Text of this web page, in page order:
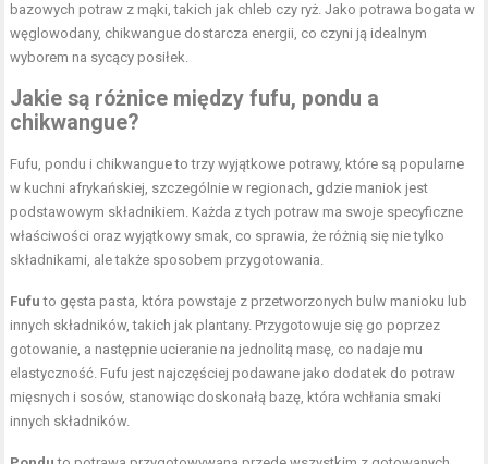
bazowych potraw z mąki, takich jak chleb czy ryż. Jako potrawa bogata w
węglowodany, chikwangue dostarcza energii, co czyni ją idealnym
wyborem na sycący posiłek.
Jakie są różnice między fufu, pondu a
chikwangue?
Fufu, pondu i chikwangue to trzy wyjątkowe potrawy, które są popularne
w kuchni afrykańskiej, szczególnie w regionach, gdzie maniok jest
podstawowym składnikiem. Każda z tych potraw ma swoje specyficzne
właściwości oraz wyjątkowy smak, co sprawia, że różnią się nie tylko
składnikami, ale także sposobem przygotowania.
Fufu to gęsta pasta, która powstaje z przetworzonych bulw manioku lub
innych składników, takich jak plantany. Przygotowuje się go poprzez
gotowanie, a następnie ucieranie na jednolitą masę, co nadaje mu
elastyczność. Fufu jest najczęściej podawane jako dodatek do potraw
mięsnych i sosów, stanowiąc doskonałą bazę, która wchłania smaki
innych składników.